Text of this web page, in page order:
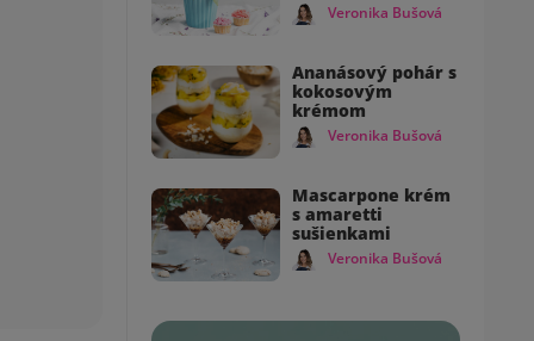
Veronika Bušová
Ananásový pohár s
kokosovým
krémom
Veronika Bušová
Mascarpone krém
s amaretti
sušienkami
Veronika Bušová